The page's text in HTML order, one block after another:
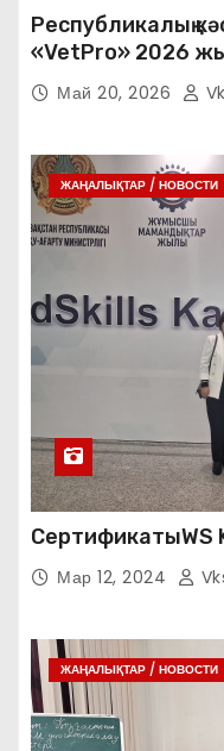
Республикалық
«VetPro» 2026
Май 20, 2026
ЖАҢАЛЫҚТАР / НОВОСТИ
СертификатыWS
Мар 12, 2024
ЖАҢАЛЫҚТАР / НОВОСТИ